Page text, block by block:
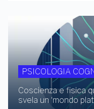
PSICOLOGIA
Coscienza e fisica
svela un ‘mondo